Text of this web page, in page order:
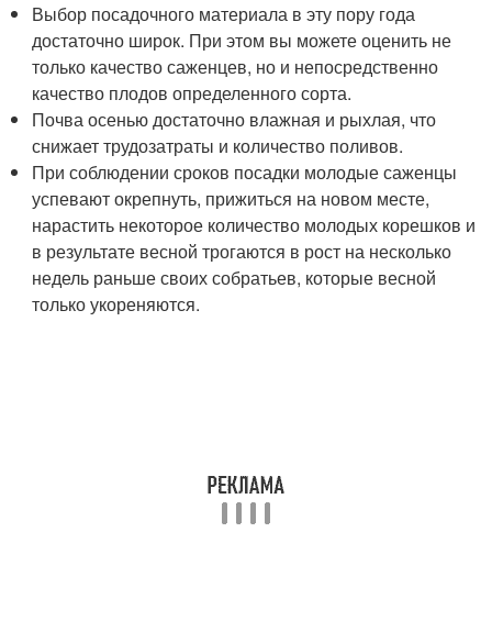
Выбор посадочного материала в эту пору года
достаточно широк. При этом вы можете оценить не
только качество саженцев, но и непосредственно
качество плодов определенного сорта.
Почва осенью достаточно влажная и рыхлая, что
снижает трудозатраты и количество поливов.
При соблюдении сроков посадки молодые саженцы
успевают окрепнуть, прижиться на новом месте,
нарастить некоторое количество молодых корешков и
в результате весной трогаются в рост на несколько
недель раньше своих собратьев, которые весной
только укореняются.